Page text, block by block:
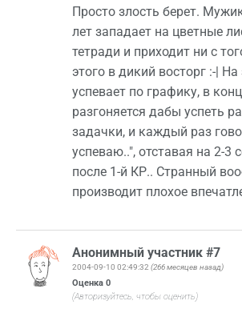
Просто злость берет.
лет западает на цветные
тетради и приходит ни с
этого в дикий восторг :-| На
успевает по графику, в
разгоняется дабы успеть
задачки, и каждый раз
успеваю..", отставая на 2-3
после 1-й КР.. Странный
производит плохое
Анонимный участник #7
2004-09-10 02:49:32 (266 месяцев назад)
Оценка 0
(Авторизуйтесь, чтобы оценить)